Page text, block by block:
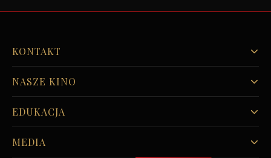
KONTAKT
NASZE KINO
EDUKACJA
MEDIA